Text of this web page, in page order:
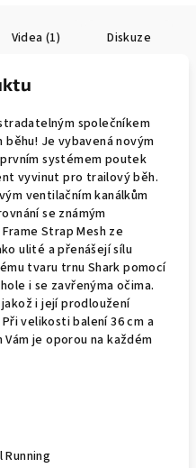
Videa (1) Diskuze
společníkem
Je vybavená novým
systémem poutek
vyvinut pro trailový běh.
ventilačním kanálkům
se známým
Strap Mesh ze
ulité a přenášejí sílu
tvaru trnu Shark pomocí
i se zavřenýma očima.
i její prodloužení
velikosti balení 36 cm a
je oporou na každém
Running